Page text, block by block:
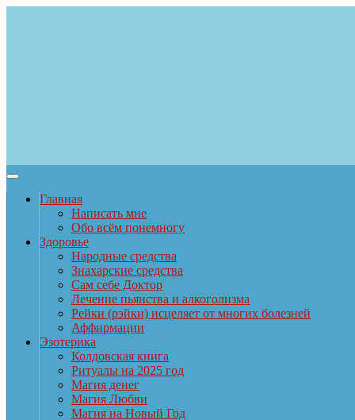
Главная
Написать мне
Обо всём понемногу
Здоровье
Народные средства
Знахарские средства
Сам себе Доктор
Лечение пьянства и алкоголизма
Рейки (рэйки) исцеляет от многих болезней
Аффирмации
Эзотерика
Колдовская книга
Ритуалы на 2025 год
Магия денег
Магия Любви
Магия на Новый Год